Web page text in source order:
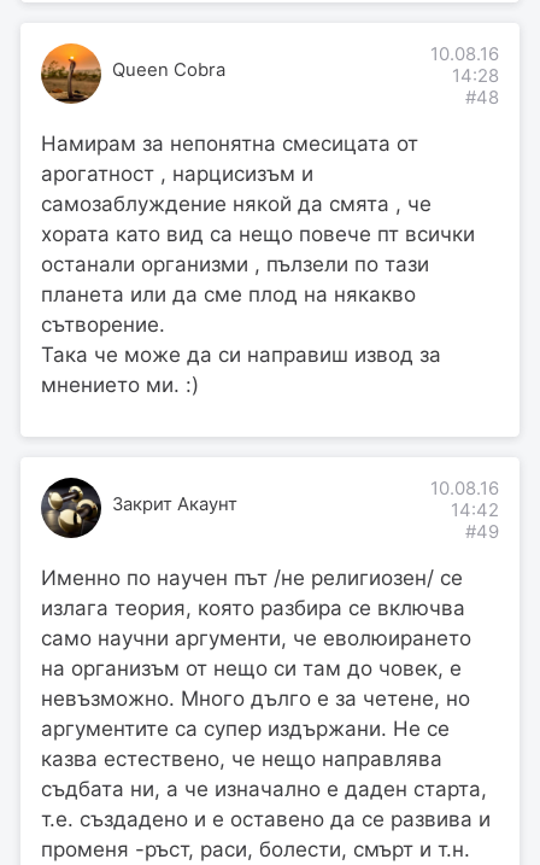
Queen Cobra
10.08.16
14:28
#48
Намирам за непонятна смесицата от
арогатност , нарцисизъм и
самозаблуждение някой да смята , че
хората като вид са нещо повече пт всички
останали организми , пълзели по тази
планета или да сме плод на някакво
сътворение.
Така че може да си направиш извод за
мнението ми. :)
Закрит Акаунт
10.08.16
14:42
#49
Именно по научен път /не религиозен/ се
излага теория, която разбира се включва
само научни аргументи, че еволюирането
на организъм от нещо си там до човек, е
невъзможно. Много дълго е за четене, но
аргументите са супер издържани. Не се
казва естествено, че нещо направлява
съдбата ни, а че изначално е даден старта,
т.е. създадено и е оставено да се развива и
променя -ръст, раси, болести, смърт и т.н.